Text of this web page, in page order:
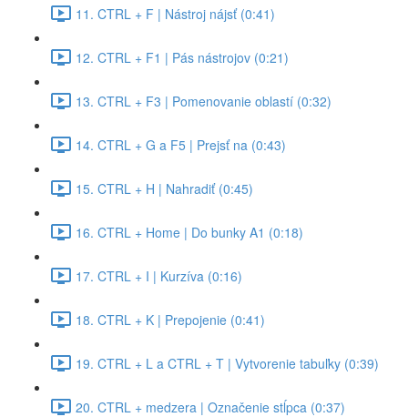
11. CTRL + F | Nástroj nájsť (0:41)
12. CTRL + F1 | Pás nástrojov (0:21)
13. CTRL + F3 | Pomenovanie oblastí (0:32)
14. CTRL + G a F5 | Prejsť na (0:43)
15. CTRL + H | Nahradiť (0:45)
16. CTRL + Home | Do bunky A1 (0:18)
17. CTRL + I | Kurzíva (0:16)
18. CTRL + K | Prepojenie (0:41)
19. CTRL + L a CTRL + T | Vytvorenie tabuľky (0:39)
20. CTRL + medzera | Označenie stĺpca (0:37)